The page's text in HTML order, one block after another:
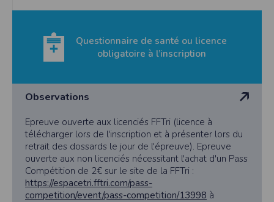
Questionnaire de santé ou licence
obligatoire à l’inscription
Observations
Epreuve ouverte aux licenciés FFTri (licence à
télécharger lors de l'inscription et à présenter lors du
retrait des dossards le jour de l'épreuve). Epreuve
ouverte aux non licenciés nécessitant l'achat d'un Pass
Compétition de 2€ sur le site de la FFTri :
https://espacetri.fftri.com/pass-
competition/event/pass-competition/13998 à
does not require information from your contacts.
Payment information
No payment is made within the app, so no information about your credit or
debit cards will be collected.